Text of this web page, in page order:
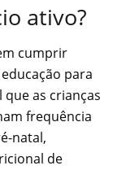
ativo?
cumprir
para
as crianças
frequência
natal,
de